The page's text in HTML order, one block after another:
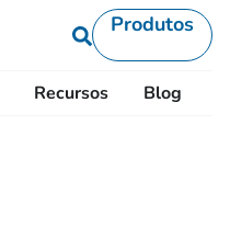
Produtos
Recursos Blog